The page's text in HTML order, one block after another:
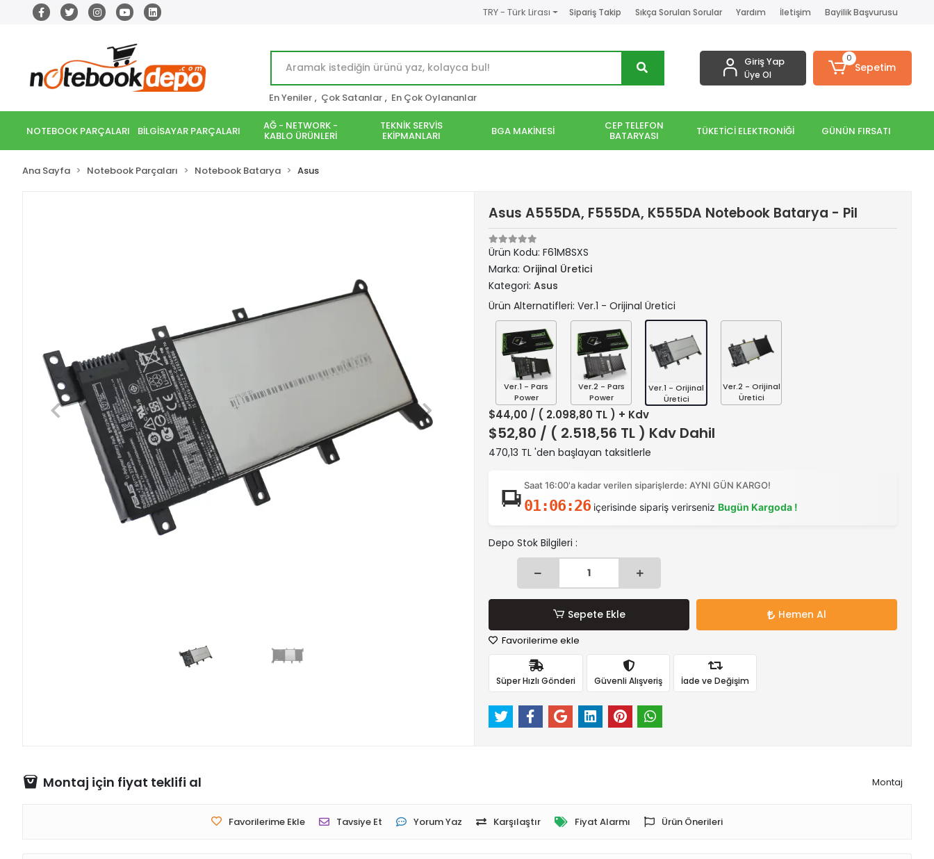
TRY - Türk Lirası Sipariş Takip Sıkça Sorulan Sorular Yardım İletişim Bayilik Başvurusu
En Yeniler , Çok Satanlar , En Çok Oylananlar
Giriş Yap
Üye Ol
0
Sepetim
NOTEBOOK PARÇALARI BİLGİSAYAR PARÇALARI AĞ - NETWORK -
KABLO ÜRÜNLERİ
TEKNİK SERVİS
EKİPMANLARI BGA MAKİNESİ CEP TELEFON
BATARYASI TÜKETİCİ ELEKTRONİĞİ GÜNÜN FIRSATI
Ana Sayfa Notebook Parçaları Notebook Batarya Asus
Asus A555DA, F555DA, K555DA Notebook Batarya - Pil
Ürün Kodu: F61M8SXS
Marka: Orijinal Üretici
Kategori: Asus
Ürün Alternatifleri: Ver.1 - Orijinal Üretici
Ver.1 - Pars
Power
Ver.2 - Pars
Power
Ver.1 - Orijinal
Üretici
Ver.2 - Orijinal
Üretici
$44,00 / ( 2.098,80 TL ) + Kdv
$52,80 / ( 2.518,56 TL ) Kdv Dahil
470,13 TL 'den başlayan taksitlerle
Saat 16:00'a kadar verilen siparişlerde: AYNI GÜN KARGO!
01:06:25 içerisinde sipariş verirseniz Bugün Kargoda !
Depo Stok Bilgileri :
Sepete Ekle Hemen Al
Favorilerime ekle
Süper Hızlı Gönderi Güvenli Alışveriş İade ve Değişim
Montaj için fiyat teklifi al Montaj
Favorilerime Ekle Tavsiye Et Yorum Yaz Karşılaştır Fiyat Alarmı Ürün Önerileri